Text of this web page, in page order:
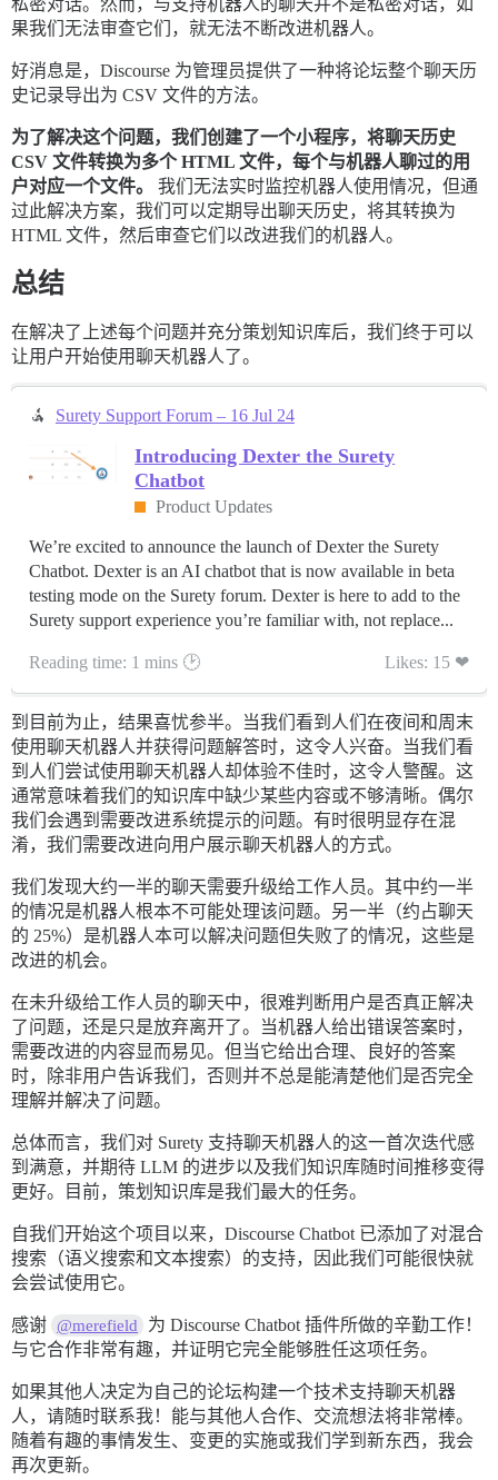
私密对话。然而，与支持机器人的聊天并不是私密对话，如
果我们无法审查它们，就无法不断改进机器人。
好消息是，Discourse 为管理员提供了一种将论坛整个聊天历
史记录导出为 CSV 文件的方法。
为了解决这个问题，我们创建了一个小程序，将聊天历史
CSV 文件转换为多个 HTML 文件，每个与机器人聊过的用
户对应一个文件。
我们无法实时监控机器人使用情况，但通
过此解决方案，我们可以定期导出聊天历史，将其转换为
HTML 文件，然后审查它们以改进我们的机器人。
总结
在解决了上述每个问题并充分策划知识库后，我们终于可以
让用户开始使用聊天机器人了。
Surety Support Forum – 16 Jul 24
Introducing Dexter the Surety
Chatbot
Product Updates
We’re excited to announce the launch of Dexter the Surety
Chatbot. Dexter is an AI chatbot that is now available in beta
testing mode on the Surety forum. Dexter is here to add to the
Surety support experience you’re familiar with, not replace...
Reading time: 1 mins 🕑 Likes: 15 ❤
到目前为止，结果喜忧参半。当我们看到人们在夜间和周末
使用聊天机器人并获得问题解答时，这令人兴奋。当我们看
到人们尝试使用聊天机器人却体验不佳时，这令人警醒。这
通常意味着我们的知识库中缺少某些内容或不够清晰。偶尔
我们会遇到需要改进系统提示的问题。有时很明显存在混
淆，我们需要改进向用户展示聊天机器人的方式。
我们发现大约一半的聊天需要升级给工作人员。其中约一半
的情况是机器人根本不可能处理该问题。另一半（约占聊天
的 25%）是机器人本可以解决问题但失败了的情况，这些是
改进的机会。
在未升级给工作人员的聊天中，很难判断用户是否真正解决
了问题，还是只是放弃离开了。当机器人给出错误答案时，
需要改进的内容显而易见。但当它给出合理、良好的答案
时，除非用户告诉我们，否则并不总是能清楚他们是否完全
理解并解决了问题。
总体而言，我们对 Surety 支持聊天机器人的这一首次迭代感
到满意，并期待 LLM 的进步以及我们知识库随时间推移变得
更好。目前，策划知识库是我们最大的任务。
自我们开始这个项目以来，Discourse Chatbot 已添加了对混合
搜索（语义搜索和文本搜索）的支持，因此我们可能很快就
会尝试使用它。
感谢 @merefield
为 Discourse Chatbot 插件所做的辛勤工作！
与它合作非常有趣，并证明它完全能够胜任这项任务。
如果其他人决定为自己的论坛构建一个技术支持聊天机器
人，请随时联系我！能与其他人合作、交流想法将非常棒。
随着有趣的事情发生、变更的实施或我们学到新东西，我会
再次更新。